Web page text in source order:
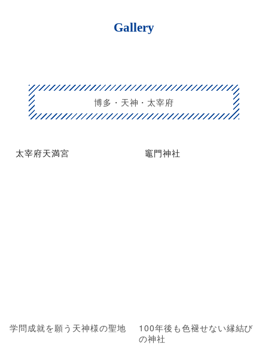
Gallery
博多・天神・太宰府
太宰府天満宮
学問成就を願う天神様の聖地
竈門神社
100年後も色褪せない縁結び
の神社